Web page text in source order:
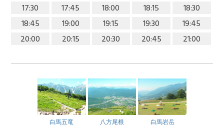
17:30
17:45 18:00 18:15
18:30
18:45
19:00 19:15 19:30
19:45
20:00
20:15 20:30 20:45 21:00
白馬五竜 八方尾根 白馬岩岳